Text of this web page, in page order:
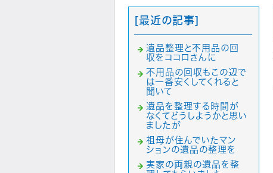
[最近の記事]
遺品整理と不用品の回
収をココロさんに
不用品の回収もこの辺で
は一番安くしてくれると
聞いて
遺品を整理する時間が
なくてどうしようかと思い
ましたが
祖母が住んでいたマン
ションの遺品の整理を
実家の両親の遺品を整